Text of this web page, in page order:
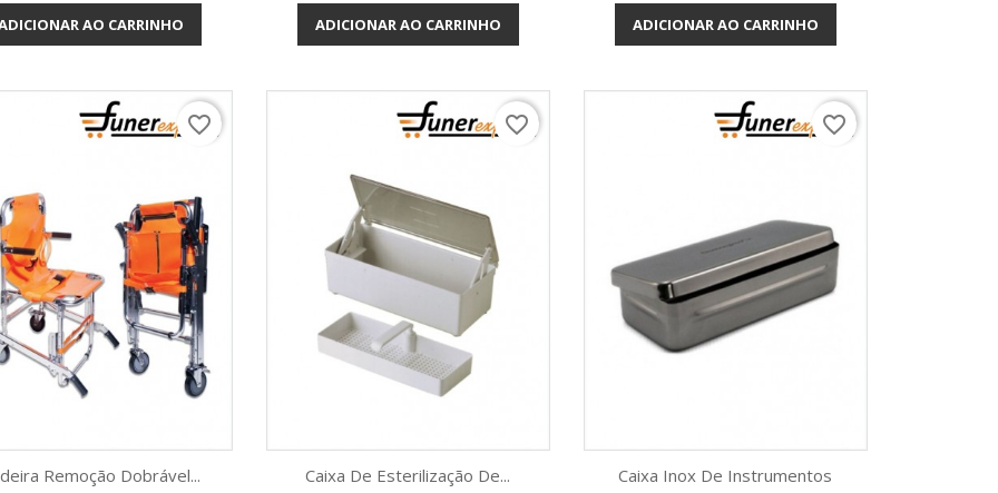
Vista rápida
AO CARRINHO Vista rápida
ADICIONAR AO CARRINHO Vista rápida
ADICIONAR AO CARRINHO
Remoção Dobrável...
favorite_border
Caixa De Esterilização De...
favorite_border
Caixa Inox De Instrumentos
favorite_border